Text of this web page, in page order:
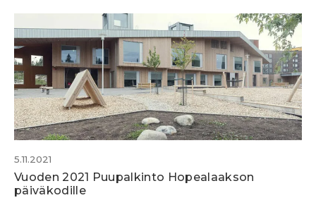
5.11.2021
Vuoden 2021 Puupalkinto Hopealaakson
päiväkodille